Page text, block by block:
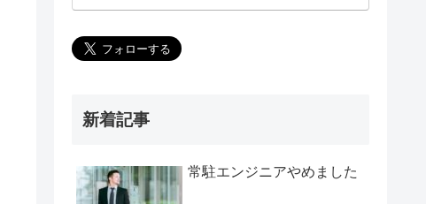
新着記事
常駐エンジニアやめました